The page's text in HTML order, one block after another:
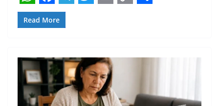
W
h
t
s
A
F
a
e
b
o
T
e
e
g
r
t
t
e
i
l
y r
Read More